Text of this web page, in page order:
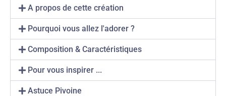
A propos de cette création
Pourquoi vous allez l'adorer ?
Composition & Caractéristiques
Pour vous inspirer ...
Astuce Pivoine